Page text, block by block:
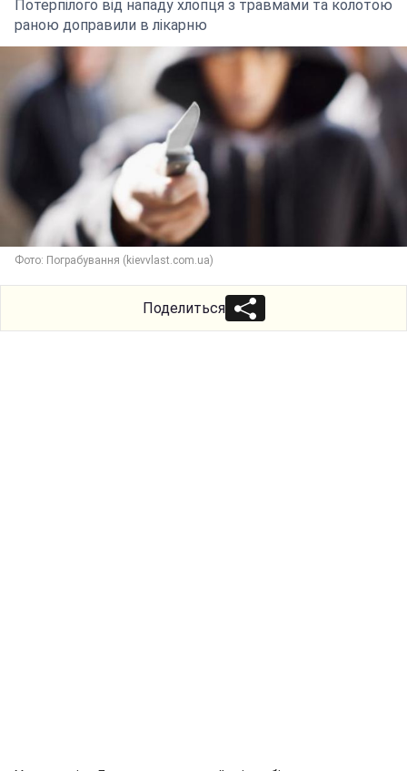
Потерпілого від нападу хлопця з травмами та колотою
раною доправили в лікарню
Фото: Пограбування (kievvlast.com.ua)
Поделиться